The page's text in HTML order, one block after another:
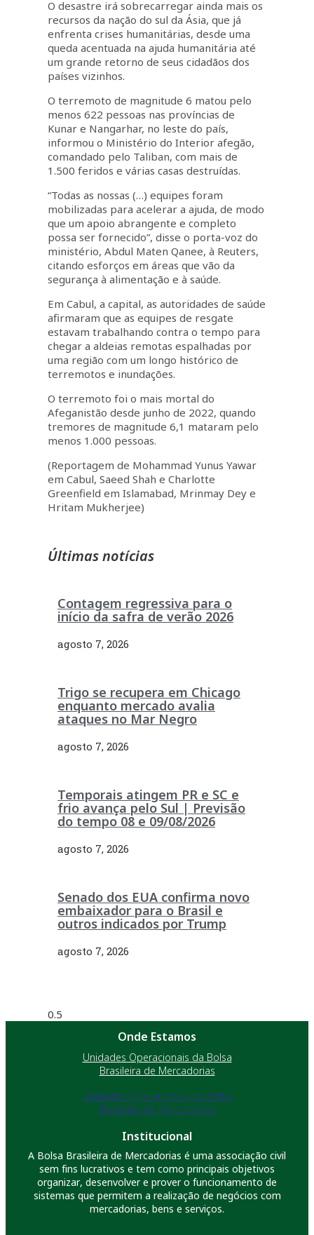
O desastre irá sobrecarregar ainda mais os
recursos da nação do sul da Ásia, que já
enfrenta crises humanitárias, desde uma
queda acentuada na ajuda humanitária até
um grande retorno de seus cidadãos dos
países vizinhos.
O terremoto de magnitude 6 matou pelo
menos 622 pessoas nas províncias de
Kunar e Nangarhar, no leste do país,
informou o Ministério do Interior afegão,
comandado pelo Taliban, com mais de
1.500 feridos e várias casas destruídas.
“Todas as nossas (…) equipes foram
mobilizadas para acelerar a ajuda, de modo
que um apoio abrangente e completo
possa ser fornecido”, disse o porta-voz do
ministério, Abdul Maten Qanee, à Reuters,
citando esforços em áreas que vão da
segurança à alimentação e à saúde.
Em Cabul, a capital, as autoridades de saúde
afirmaram que as equipes de resgate
estavam trabalhando contra o tempo para
chegar a aldeias remotas espalhadas por
uma região com um longo histórico de
terremotos e inundações.
O terremoto foi o mais mortal do
Afeganistão desde junho de 2022, quando
tremores de magnitude 6,1 mataram pelo
menos 1.000 pessoas.
(Reportagem de Mohammad Yunus Yawar
em Cabul, Saeed Shah e Charlotte
Greenfield em Islamabad, Mrinmay Dey e
Hritam Mukherjee)
Últimas notícias
Contagem regressiva para o
início da safra de verão 2026
agosto 7, 2026
Trigo se recupera em Chicago
enquanto mercado avalia
ataques no Mar Negro
agosto 7, 2026
Temporais atingem PR e SC e
frio avança pelo Sul | Previsão
do tempo 08 e 09/08/2026
agosto 7, 2026
Senado dos EUA confirma novo
embaixador para o Brasil e
outros indicados por Trump
agosto 7, 2026
Onde Estamos
Unidades Operacionais da Bolsa
Brasileira de Mercadorias
Unidades Operacionais da Bolsa
Brasileira de Mercadorias
Institucional
A Bolsa Brasileira de Mercadorias é uma associação civil
sem fins lucrativos e tem como principais objetivos
organizar, desenvolver e prover o funcionamento de
sistemas que permitem a realização de negócios com
mercadorias, bens e serviços.